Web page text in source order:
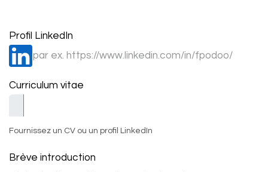
Profil LinkedIn
Curriculum vitae
Fournissez un CV ou un profil LinkedIn
Brève introduction